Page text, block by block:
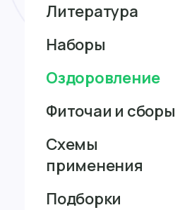
Литература
Наборы
Оздоровление
Фиточаи и сборы
Схемы
применения
Подборки